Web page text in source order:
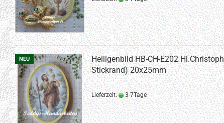
NEU
Heiligenbild HB-CH-E202
Stickrand) 20x25mm
Lieferzeit: 3-7Tage